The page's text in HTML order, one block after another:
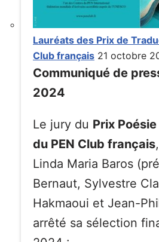
Lauréats des Prix de
Club français 21 octobre
Communiqué de
2024
Le jury du Prix
du PEN Club français
Linda Maria Baros
Bernaut, Sylvestre
Hakmaoui et Jean-
arrêté sa sélection